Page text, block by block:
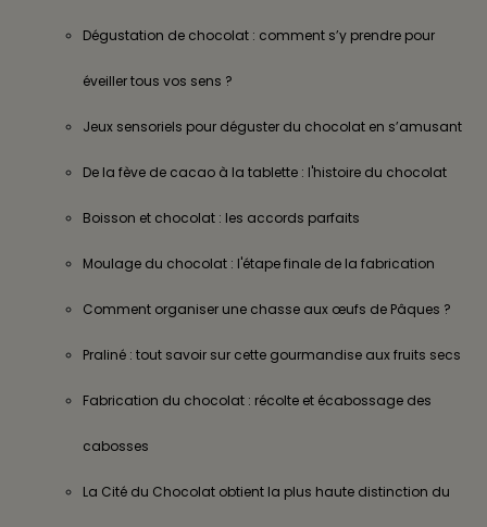
Dégustation de chocolat : comment s’y prendre pour
éveiller tous vos sens ?
Jeux sensoriels pour déguster du chocolat en s’amusant
De la fève de cacao à la tablette : l'histoire du chocolat
Boisson et chocolat : les accords parfaits
Moulage du chocolat : l'étape finale de la fabrication
Comment organiser une chasse aux œufs de Pâques ?
Praliné : tout savoir sur cette gourmandise aux fruits secs
Fabrication du chocolat : récolte et écabossage des
cabosses
La Cité du Chocolat obtient la plus haute distinction du